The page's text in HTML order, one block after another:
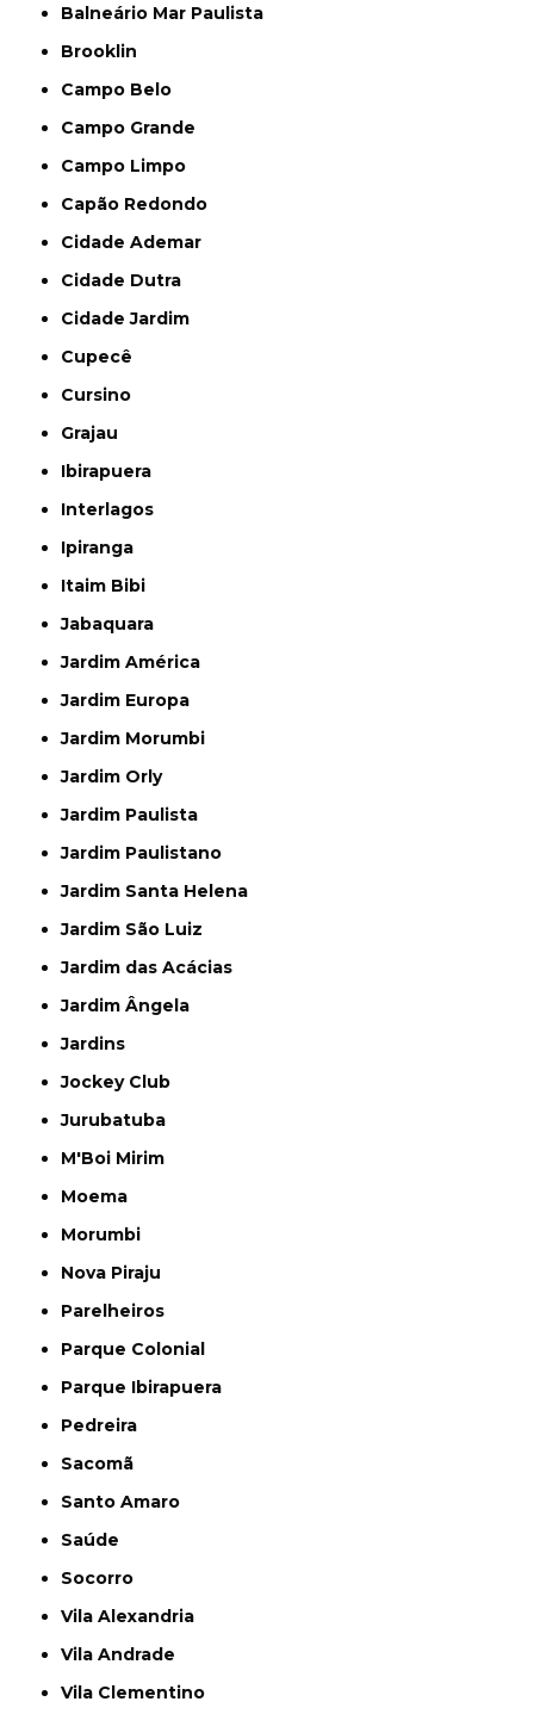
Balneário Mar Paulista
Brooklin
Campo Belo
Campo Grande
Campo Limpo
Capão Redondo
Cidade Ademar
Cidade Dutra
Cidade Jardim
Cupecê
Cursino
Grajau
Ibirapuera
Interlagos
Ipiranga
Itaim Bibi
Jabaquara
Jardim América
Jardim Europa
Jardim Morumbi
Jardim Orly
Jardim Paulista
Jardim Paulistano
Jardim Santa Helena
Jardim São Luiz
Jardim das Acácias
Jardim Ângela
Jardins
Jockey Club
Jurubatuba
M'Boi Mirim
Moema
Morumbi
Nova Piraju
Parelheiros
Parque Colonial
Parque Ibirapuera
Pedreira
Sacomã
Santo Amaro
Saúde
Socorro
Vila Alexandria
Vila Andrade
Vila Clementino